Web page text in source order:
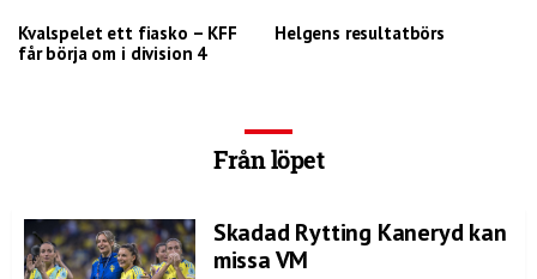
Kvalspelet ett fiasko – KFF
får börja om i division 4
Helgens resultatbörs
Från löpet
Skadad Rytting Kaneryd kan
missa VM